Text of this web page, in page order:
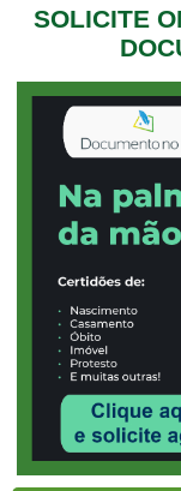
SOLICITE